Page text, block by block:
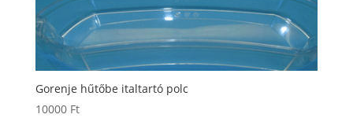
Gorenje hűtőbe italtartó polc
10000 Ft